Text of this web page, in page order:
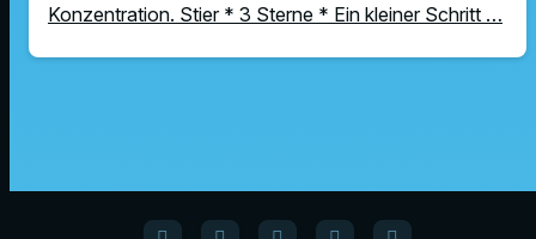
Konzentration. Stier * 3 Sterne * Ein kleiner Schritt …